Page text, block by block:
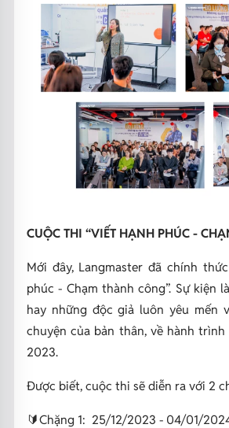
CUỘC THI “VIẾT HẠNH PHÚC -
Mới đây, Langmaster đã chính
phúc - Chạm thành công”. Sự kiện
hay những độc giả luôn yêu mến
chuyện của bản thân, về hành
2023.
Được biết, cuộc thi sẽ diễn ra với 2
🔰Chặng 1: 25/12/2023 - 04/01/